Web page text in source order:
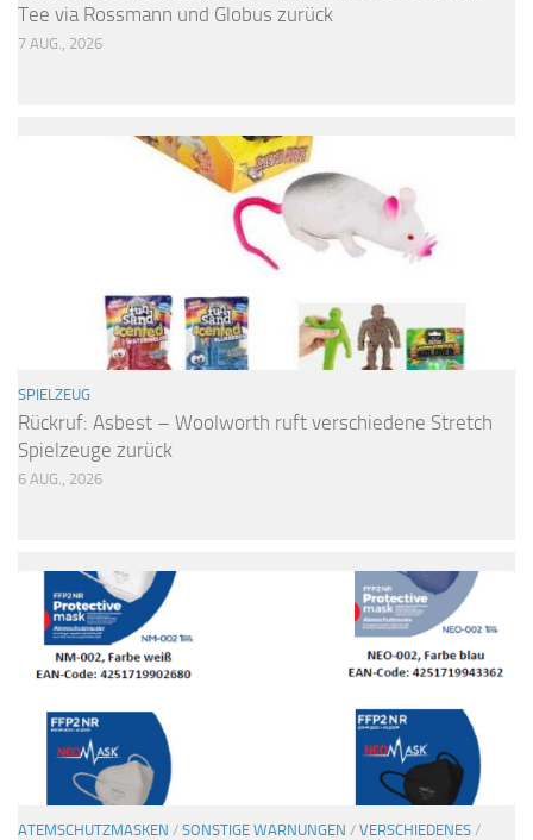
Tee via Rossmann und Globus zurück
7 AUG., 2026
SPIELZEUG
Rückruf: Asbest – Woolworth ruft verschiedene Stretch
Spielzeuge zurück
6 AUG., 2026
ATEMSCHUTZMASKEN / SONSTIGE WARNUNGEN / VERSCHIEDENES /